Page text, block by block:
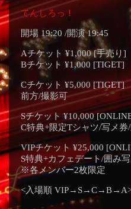
てんしろっ！
開場 19:20 /開演 19:45
Aチケット ¥1,000 [手売り]
Bチケット ¥1,000 [TIGET]
Cチケット ¥5,000 [TIGET]
前方/撮影可
Sチケット ¥10,000
C特典+限定Tシャツ/写メ券
VIPチケット ¥25,000
S特典+カフェデート/囲み
※各メンバー2枚限定
<入場順